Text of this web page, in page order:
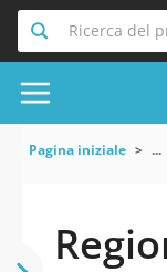
Ricerca del
Pagina iniziale ...